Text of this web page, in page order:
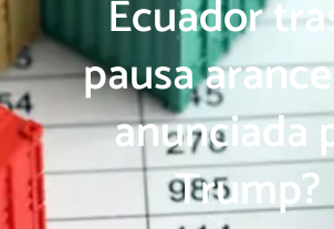
Ecuador
pausa
anunciada
Trump?